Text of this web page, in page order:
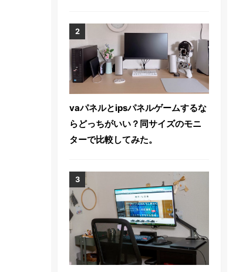
vaパネルとipsパネルゲームするな
らどっちがいい？同サイズのモニ
ターで比較してみた。